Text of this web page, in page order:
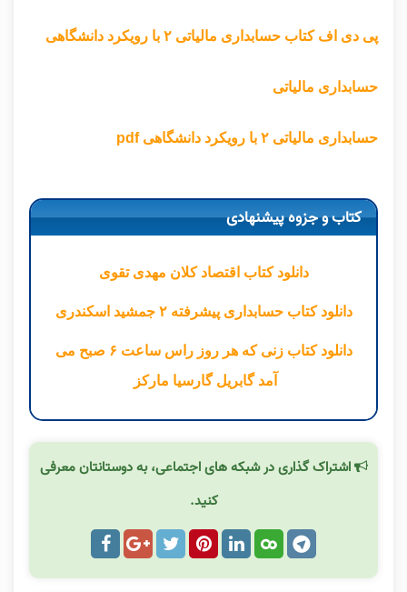
پی دی اف کتاب حسابداری مالیاتی ۲ با رویکرد دانشگاهی
حسابداری مالیاتی
حسابداری مالیاتی ۲ با رویکرد دانشگاهی pdf
کتاب و جزوه پیشنهادی
دانلود کتاب اقتصاد کلان مهدی تقوی
دانلود کتاب حسابداری پیشرفته ۲ جمشید اسکندری
دانلود کتاب زنی که هر روز راس ساعت ۶ صبح می
آمد گابریل گارسیا مارکز
اشتراک گذاری در شبکه های اجتماعی، به دوستانتان معرفی
کنید.